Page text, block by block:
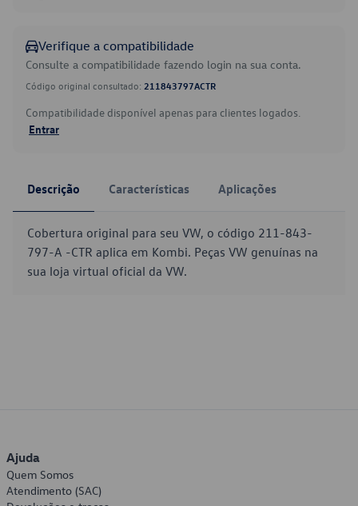
Verifique a compatibilidade
Consulte a compatibilidade fazendo login na sua conta.
Código original consultado: 211843797ACTR
Compatibilidade disponível apenas para clientes logados.
Entrar
Descrição Características Aplicações
Cobertura original para seu VW, o código 211-843-
797-A -CTR aplica em Kombi. Peças VW genuínas na
sua loja virtual oficial da VW.
Ajuda
Quem Somos
Atendimento (SAC)